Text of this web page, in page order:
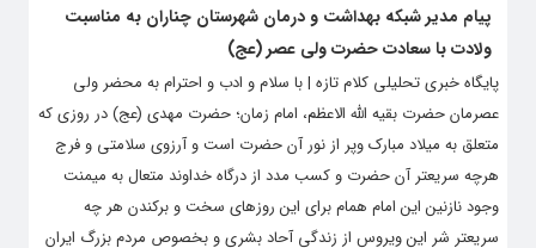
پیام مدیر شبکه بهداشت و درمان شهرستان چناران به مناسبت
ولادت با سعادت حضرت ولی عصر (عج)
پایگاه خبری تحلیلی کلام تازه | با سلام و ادب و احترام به محضر ولی
عصرمان حضرت بقیه الله الاعظم، امام زمان؛ حضرت مهدی (عج) در روزی که
متعلق به میلاد مبارک وپر از نور آن حضرت است و آرزوی سلامتی و فرج
هرچه سریعتر آن حضرت و کسب مدد از درگاه خداوند متعال به میمنت
وجود نازنین این امام همام برای این روزهای سخت و برکندن هر چه
سریعتر شر این ویروس از زندگی آحاد بشری و بخصوص مردم بزرگ ایران